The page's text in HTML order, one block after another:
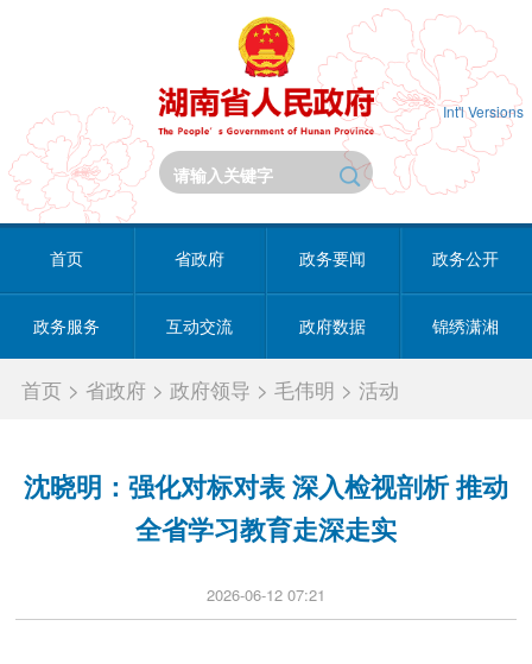
Int'l Versions
首页 省政府 政务要闻 政务公开
政务服务 互动交流 政府数据 锦绣潇湘
首页 > 省政府 >政府领导 >毛伟明 > 活动
沈晓明：强化对标对表 深入检视剖析 推动
全省学习教育走深走实
2026-06-12 07:21